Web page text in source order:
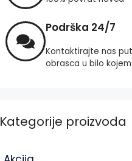
Podrška 24/7
Kontaktirajte nas
obrasca u bilo
Kategorije proizvoda